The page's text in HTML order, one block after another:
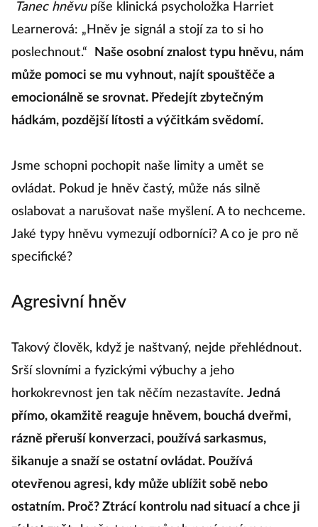
Tanec hněvupíše klinická psycholožka Harriet
Learnerová: „Hněv je signál a stojí za to si ho
poslechnout.“
Naše osobní znalost typu hněvu, nám
může pomoci se mu vyhnout, najít spouštěče a
emocionálně se srovnat. Předejít zbytečným
hádkám, pozdější lítosti a výčitkám svědomí.
Jsme schopni pochopit naše limity a umět se
ovládat. Pokud je hněv častý, může nás silně
oslabovat a narušovat naše myšlení. A to nechceme.
Jaké typy hněvu vymezují odborníci? A co je pro ně
specifické?
Agresivní hněv
Takový člověk, když je naštvaný, nejde přehlédnout.
Srší slovními a fyzickými výbuchy a jeho
horkokrevnost jen tak něčím nezastavíte. Jedná
přímo, okamžitě reaguje hněvem, bouchá dveřmi,
rázně přeruší konverzaci, používá sarkasmus,
šikanuje a snaží se ostatní ovládat. Používá
otevřenou agresi, kdy může ublížit sobě nebo
ostatním. Proč? Ztrácí kontrolu nad situací a chce ji